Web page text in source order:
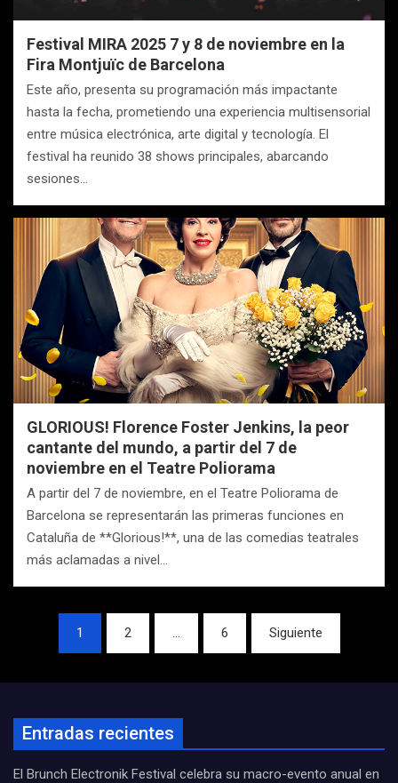
Festival MIRA 2025 7 y 8 de noviembre en la
Fira Montjuïc de Barcelona
Este año, presenta su programación más impactante
hasta la fecha, prometiendo una experiencia multisensorial
entre música electrónica, arte digital y tecnología. El
festival ha reunido 38 shows principales, abarcando
sesiones…
GLORIOUS! Florence Foster Jenkins, la peor
cantante del mundo, a partir del 7 de
noviembre en el Teatre Poliorama
A partir del 7 de noviembre, en el Teatre Poliorama de
Barcelona se representarán las primeras funciones en
Cataluña de **Glorious!**, una de las comedias teatrales
más aclamadas a nivel…
Navegación
entradas
1 2 … 6 Siguiente
Entradas recientes
El Brunch Electronik Festival celebra su macro-evento anual en